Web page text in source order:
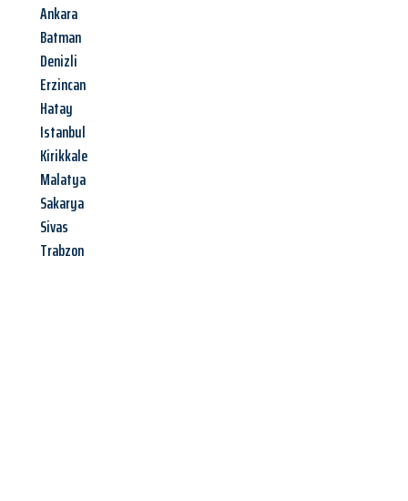
Ankara
Batman
Denizli
Erzincan
Hatay
Istanbul
Kirikkale
Malatya
Sakarya
Sivas
Trabzon